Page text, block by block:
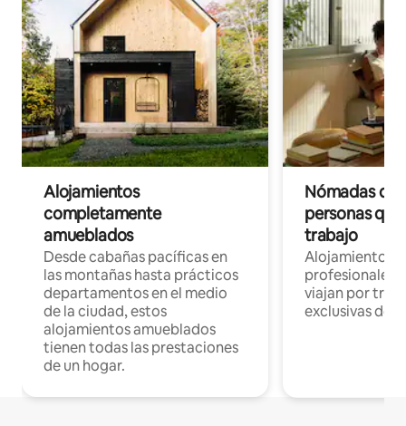
Alojamientos
completamente
amueblados
Desde cabañas pacíficas en
las montañas hasta prácticos
departamentos en el medio
de la ciudad, estos
alojamientos amueblados
tienen todas las prestaciones
de un hogar.
Nómadas
personas
trabajo
Alojamientos
profesionales
viajan por
exclusivas de